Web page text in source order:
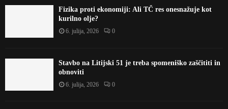
Fizika proti ekonomiji: Ali TČ res onesnažuje kot
kurilno olje?
6. julija, 2026 0
Stavbo na Litijski 51 je treba spomeniško zaščititi in
obnoviti
6. julija, 2026 0